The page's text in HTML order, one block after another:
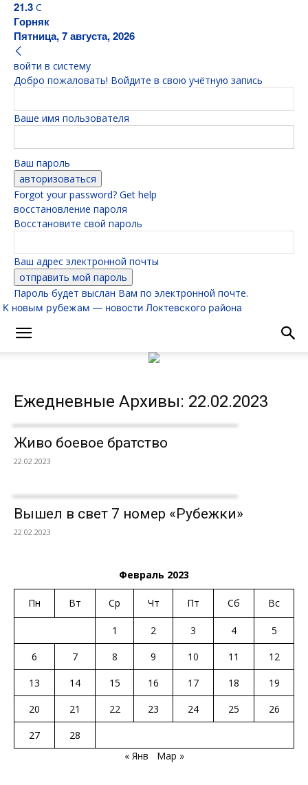
21.3 C
Горняк
Пятница, 7 августа, 2026
войти в систему
Добро пожаловать! Войдите в свою учётную запись
Ваше имя пользователя
Ваш пароль
Forgot your password? Get help
восстановление пароля
Восстановите свой пароль
Ваш адрес электронной почты
Пароль будет выслан Вам по электронной почте.
К новым рубежам — новости Локтевского района
Ежедневные Архивы: 22.02.2023
Живо боевое братство
22.02.2023
Вышел в свет 7 номер «Рубежки»
22.02.2023
Февраль 2023
Пн Вт Ср Чт Пт Сб Вс
1 2 3 4
5
6
7 8 9 10 11
12
13
14 15 16 17 18
19
20
21 22 23 24 25
26
27
28
« Янв
Мар »